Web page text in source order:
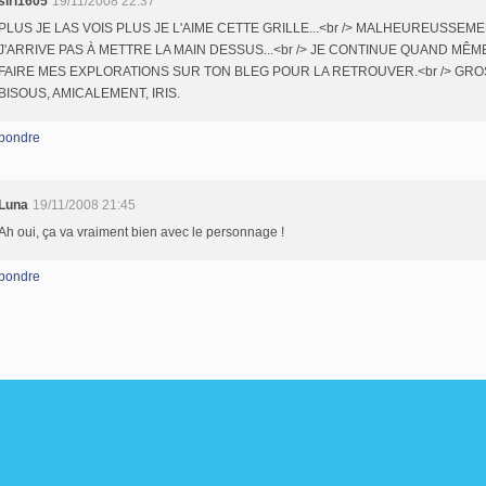
PLUS JE LAS VOIS PLUS JE L'AIME CETTE GRILLE...<br />
PAS À METTRE LA MAIN DESSUS...<br /> JE CONTINUE QUAND
FAIRE MES EXPLORATIONS SUR TON BLEG POUR LA RETROUVER.<br />
BISOUS, AMICALEMENT, IRIS.
Luna 19/11/2008 21:45
oui, ça va vraiment bien avec le personnage !